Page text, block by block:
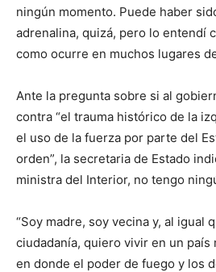
ningún momento. Puede haber
adrenalina, quizá, pero lo entendí
como ocurre en muchos lugares
Ante la pregunta sobre si al
contra “el trauma histórico de la
el uso de la fuerza por parte del
orden”, la secretaria de Estado
ministra del Interior, no tengo
“Soy madre, soy vecina y, al igual
ciudadanía, quiero vivir en un país
en donde el poder de fuego y los